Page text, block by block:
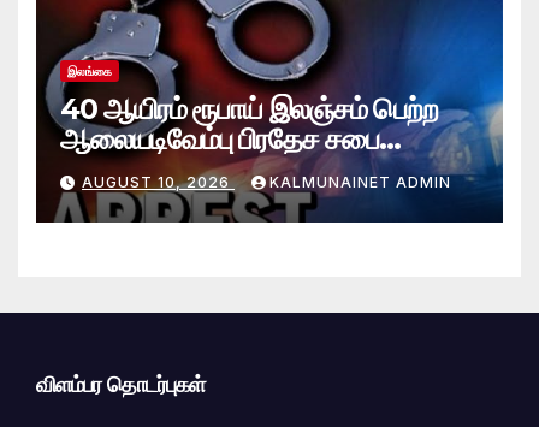
இலங்கை
40 ஆயிரம் ரூபாய் இலஞ்சம் பெற்ற
ஆலையடிவேம்பு பிரதேச சபை
தொழில்நுட்ப உத்தியோகத்தர் கைது
AUGUST 10, 2026 KALMUNAINET ADMIN
விளம்பர தொடர்புகள்